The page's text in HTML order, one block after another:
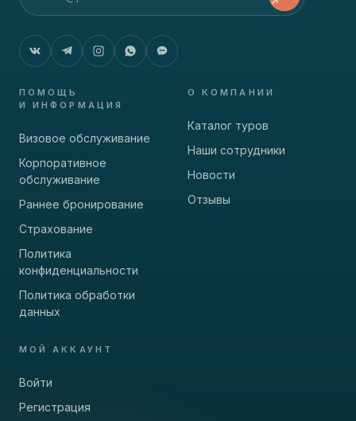
ПОМОЩЬ
И ИНФОРМАЦИЯ
Визовое обслуживание
Корпоративное
обслуживание
Раннее бронирование
Страхование
Политика
конфиденциальности
Политика обработки
данных
О КОМПАНИИ
Каталог туров
Наши сотрудники
Новости
Отзывы
МОЙ АККАУНТ
Войти
Регистрация